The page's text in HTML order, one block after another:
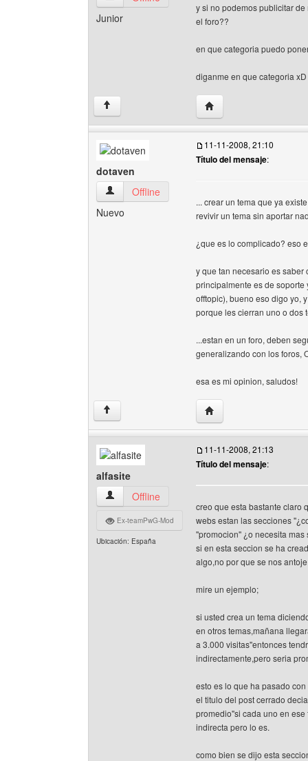
Junior
y si no podemos publicitar
el foro??
en que categoria puedo
diganme en que categoria xD
↑ Visitar sitio web del
dotaven
dotaven Ver perfil del usuario
Offline
Nuevo
11-11-2008, 21:10
Título del mensaje:
... crear un tema que ya
revivir un tema sin aportar
¿que es lo complicado? eso
y que tan necesario es saber
principalmente es de
offtopic), bueno eso digo yo,
porque les cierran uno o
...estan en un foro, deben
generalizando con los foros,
esa es mi opinion, saludos!
↑ Visitar sitio web del
alfasite
alfasite Ver perfil del usuario
Offline
Ex-teamPwG-Mod
Ubicación: España
11-11-2008, 21:13
Título del mensaje:
creo que esta bastante claro
webs estan las secciones
''promocion'' ¿o necesita
si en esta seccion se ha
algo,no por que se nos
mire un ejemplo;
si usted crea un tema
en otros temas,mañana
a 3.000 visitas''entonces
indirectamente,pero seria
esto es lo que ha pasado
el titulo del post cerrado
promedio''si cada uno en
indirecta pero lo es.
como bien se dijo esta